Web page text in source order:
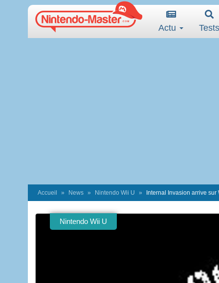
Actu Tests
Accueil News Nintendo Wii U Internal Invasion arrive sur
Nintendo Wii U